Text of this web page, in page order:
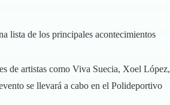
lista de los principales acontecimientos
de artistas como Viva Suecia, Xoel López,
se llevará a cabo en el Polideportivo